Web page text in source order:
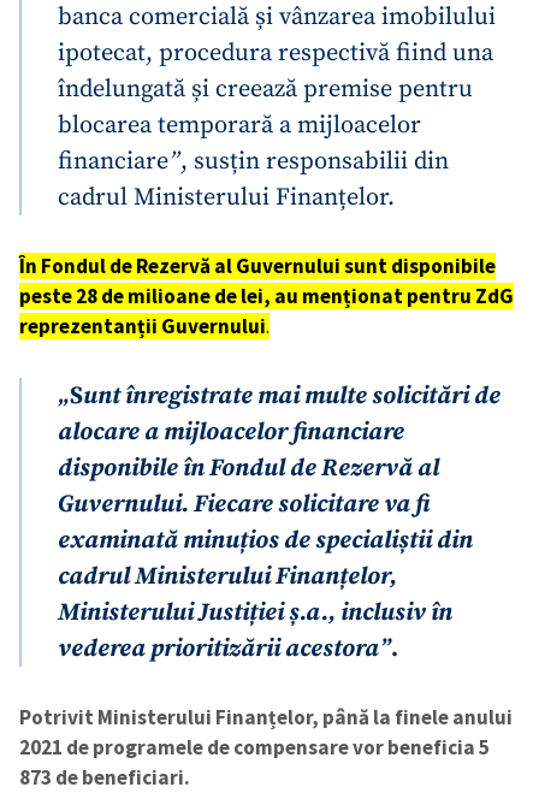
banca comercială și vânzarea imobilului
ipotecat, procedura respectivă fiind una
îndelungată și creează premise pentru
blocarea temporară a mijloacelor
financiare”, susțin responsabilii din
cadrul Ministerului Finanțelor.
În Fondul de Rezervă al Guvernului sunt disponibile
peste 28 de milioane de lei, au menționat pentru ZdG
reprezentanții Guvernului.
„Sunt înregistrate mai multe solicitări de
alocare a mijloacelor financiare
disponibile în Fondul de Rezervă al
Guvernului. Fiecare solicitare va fi
examinată minuțios de specialiștii din
cadrul Ministerului Finanțelor,
Ministerului Justiției ș.a., inclusiv în
vederea prioritizării acestora”.
Potrivit Ministerului Finanțelor, până la finele anului
2021 de programele de compensare vor beneficia 5
873 de beneficiari.